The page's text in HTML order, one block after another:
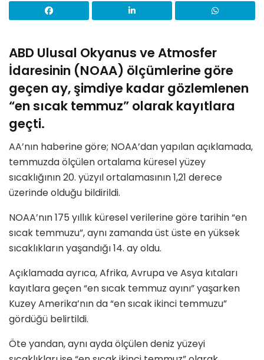
ABD Ulusal Okyanus ve Atmosfer
İdaresinin (NOAA) ölçümlerine göre
geçen ay, şimdiye kadar gözlemlenen
“en sıcak temmuz” olarak kayıtlara
geçti.
AA’nın haberine göre; NOAA’dan yapılan açıklamada,
temmuzda ölçülen ortalama küresel yüzey
sıcaklığının 20. yüzyıl ortalamasının 1,21 derece
üzerinde olduğu bildirildi.
NOAA’nın 175 yıllık küresel verilerine göre tarihin “en
sıcak temmuzu”, aynı zamanda üst üste en yüksek
sıcaklıkların yaşandığı 14. ay oldu.
Açıklamada ayrıca, Afrika, Avrupa ve Asya kıtaları
kayıtlara geçen “en sıcak temmuz ayını” yaşarken
Kuzey Amerika’nın da “en sıcak ikinci temmuzu”
gördüğü belirtildi.
Öte yandan, aynı ayda ölçülen deniz yüzeyi